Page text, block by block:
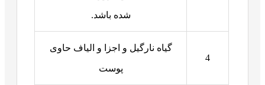
شده باشد.
4
گیاه نارگیل و اجزا و الیاف حاوی
پوست